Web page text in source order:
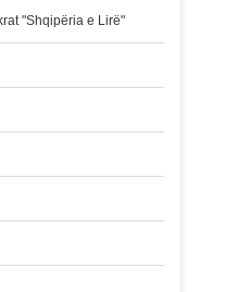
"Shqipëria e Lirë"